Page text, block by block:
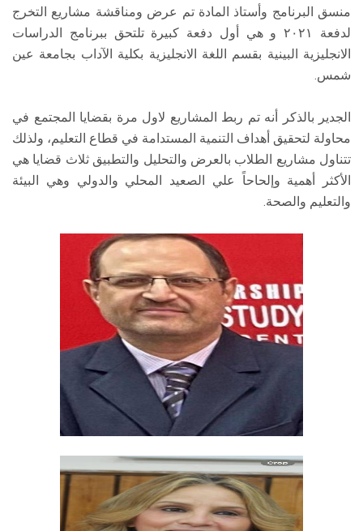
منسق البرنامج وأستاذ المادة تم عرض ومناقشة مشاريع التخرج
لدفعة ٢٠٢١ و هي أول دفعة كبيرة تلتحق ببرنامج الدراسات
الانجليزية البينية بقسم اللغة الانجليزية بكلية الآداب بجامعة عين
شمس.
الجدير بالذكر أنه تم ربط المشاريع لاول مرة بقضايا المجتمع في
محاولة لتحقيق أهداف التنمية المستدامة في قطاع التعليم، ولذلك
تتناول مشاريع الطلاب بالعرض والتحليل والتطبيق ثلاث قضايا هي
الأكثر أهمية وإلحاحاً علي الصعيد المحلي والدولي وهي البيئة
والتعليم والصحة.